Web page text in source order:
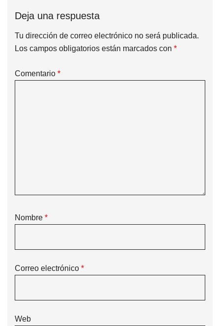
Deja una respuesta
Tu dirección de correo electrónico no será publicada.
Los campos obligatorios están marcados con *
Comentario *
Nombre *
Correo electrónico *
Web